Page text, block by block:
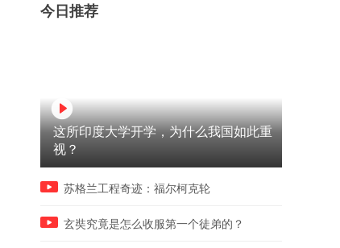
入局，果郡王心切追出关外
起疑心，甄嬛即将被送往准
今日推荐
这所印度大学开学，为什么我国如此重
视？
苏格兰工程奇迹：福尔柯克轮
玄奘究竟是怎么收服第一个徒弟的？